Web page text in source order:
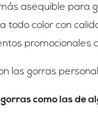
asequible para
a todo color con
promocionales
las gorras
gorras como las de